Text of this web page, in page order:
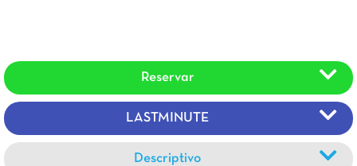
Reservar
LASTMINUTE
Descriptivo